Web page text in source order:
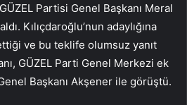
Partisi Genel Başkanı Meral
Kılıçdaroğlu’nun adaylığına
ve bu teklife olumsuz yanıt
GÜZEL Parti Genel Merkezi ek
Başkanı Akşener ile görüştü.